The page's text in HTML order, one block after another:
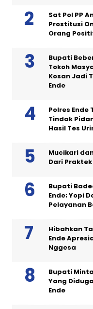
Sat Pol PP
Prostitusi
Orang
Bupati
Tokoh
Kosan Jadi
Ende
Polres Ende
Tindak
Hasil Tes
Mucikari
Dari
Bupati
Ende; Yopi
Pelayanan
Hibahkan
Ende
Nggesa
Bupati Minta
Yang
Ende